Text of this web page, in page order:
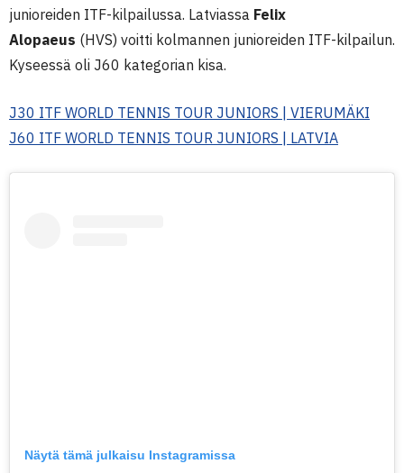
junioreiden ITF-kilpailussa. Latviassa Felix
Alopaeus (HVS) voitti kolmannen junioreiden ITF-kilpailun.
Kyseessä oli J60 kategorian kisa.
J30 ITF WORLD TENNIS TOUR JUNIORS | VIERUMÄKI
J60 ITF WORLD TENNIS TOUR JUNIORS | LATVIA
Näytä tämä julkaisu Instagramissa